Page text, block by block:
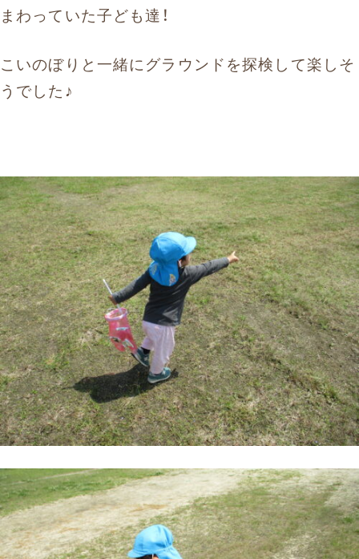
まわっていた子ども達！
こいのぼりと一緒にグラウンドを探検して楽しそ
うでした♪